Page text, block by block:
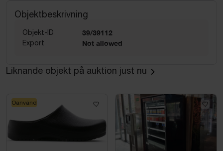
Objektbeskrivning
Objekt-ID 39/39112
Export Not allowed
Liknande objekt på auktion just nu
Oanvänd